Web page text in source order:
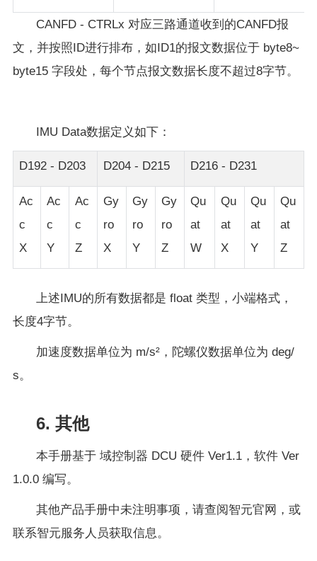
CANFD - CTRLx 对应三路通道收到的CANFD报
文，并按照ID进行排布，如ID1的报文数据位于 byte8~
byte15 字段处，每个节点报文数据长度不超过8字节。
IMU Data数据定义如下：
D192 - D203 D204 - D215 D216 - D231
Ac
c
X
Ac
c
Y
Ac
c
Z
Gy
ro
X
Gy
ro
Y
Gy
ro
Z
Qu
at
W
Qu
at
X
Qu
at
Y
Qu
at
Z
上述IMU的所有数据都是 float 类型，小端格式，
长度4字节。
加速度数据单位为 m/s²，陀螺仪数据单位为 deg/
s。
6. 其他
本手册基于 域控制器 DCU 硬件 Ver1.1，软件 Ver
1.0.0 编写。
其他产品手册中未注明事项，请查阅智元官网，或
联系智元服务人员获取信息。